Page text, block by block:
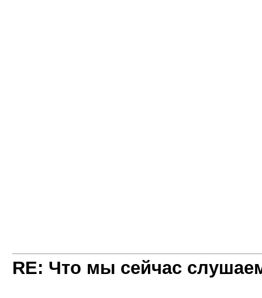
RE: Что мы сейчас